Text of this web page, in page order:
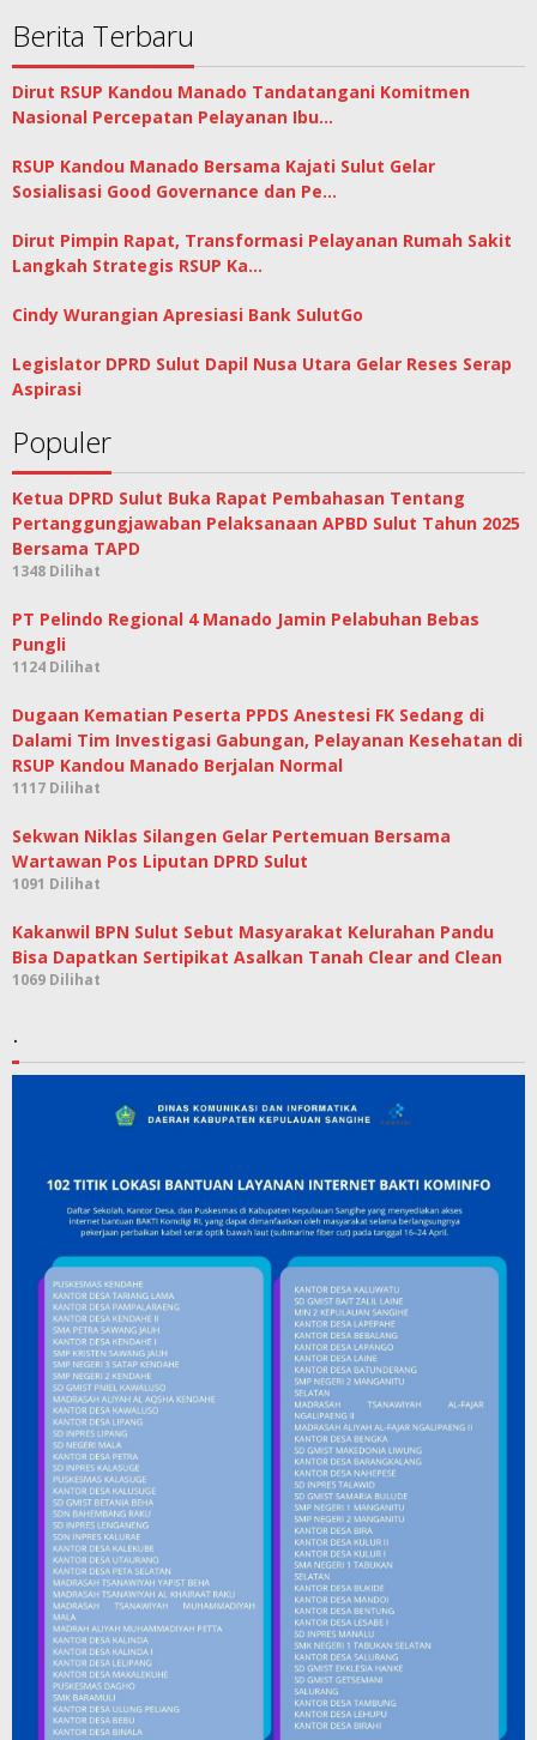
Berita Terbaru
Dirut RSUP Kandou Manado Tandatangani Komitmen
Nasional Percepatan Pelayanan Ibu…
RSUP Kandou Manado Bersama Kajati Sulut Gelar
Sosialisasi Good Governance dan Pe…
Dirut Pimpin Rapat, Transformasi Pelayanan Rumah Sakit
Langkah Strategis RSUP Ka…
Cindy Wurangian Apresiasi Bank SulutGo
Legislator DPRD Sulut Dapil Nusa Utara Gelar Reses Serap
Aspirasi
Populer
Ketua DPRD Sulut Buka Rapat Pembahasan Tentang
Pertanggungjawaban Pelaksanaan APBD Sulut Tahun 2025
Bersama TAPD
1348 Dilihat
PT Pelindo Regional 4 Manado Jamin Pelabuhan Bebas
Pungli
1124 Dilihat
Dugaan Kematian Peserta PPDS Anestesi FK Sedang di
Dalami Tim Investigasi Gabungan, Pelayanan Kesehatan di
RSUP Kandou Manado Berjalan Normal
1117 Dilihat
Sekwan Niklas Silangen Gelar Pertemuan Bersama
Wartawan Pos Liputan DPRD Sulut
1091 Dilihat
Kakanwil BPN Sulut Sebut Masyarakat Kelurahan Pandu
Bisa Dapatkan Sertipikat Asalkan Tanah Clear and Clean
1069 Dilihat
.